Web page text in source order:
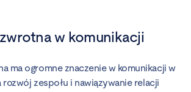
w komunikacji
ma ogromne znaczenie w komunikacji w
rozwój zespołu i nawiązywanie relacji